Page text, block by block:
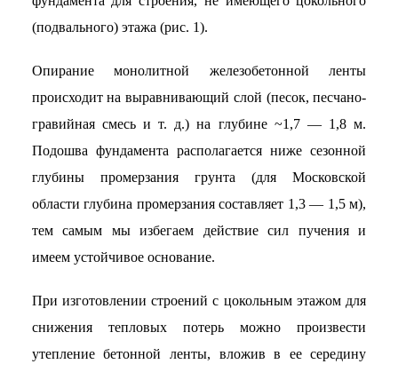
(подвального) этажа (рис. 1).
Опирание монолитной железобетонной ленты
происходит на выравнивающий слой (песок, песчано-
гравийная смесь и т. д.) на глубине ~1,7 — 1,8 м.
Подошва фундамента располагается ниже сезонной
глубины промерзания грунта (для Московской
области глубина промерзания составляет 1,3 — 1,5 м),
тем самым мы избегаем действие сил пучения и
имеем устойчивое основание.
При изготовлении строений с цокольным этажом для
снижения тепловых потерь можно произвести
утепление бетонной ленты, вложив в ее середину